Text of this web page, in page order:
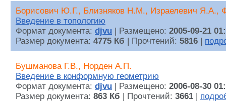
Борисович Ю.Г., Близняков Н.М., Израелевич Я.А.,
Введение в топологию
Формат документа: djvu | Размещено: 2005-09-21
Размер документа: 4775 Кб | Прочтений: 5816
Бушманова Г.В., Норден А.П.
Введение в конформную геометрию
Формат документа: djvu | Размещено: 2006-08-30
Размер документа: 863 Кб | Прочтений: 3661